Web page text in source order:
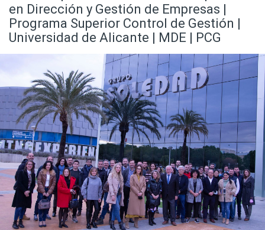
en Dirección y Gestión de Empresas |
Programa Superior Control de Gestión |
Universidad de Alicante | MDE | PCG